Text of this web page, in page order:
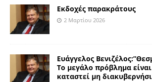
Εκδοχές παρακράτους
2 Μαρτίου 2026
Ευάγγελος
Το μεγάλο πρόβλημα
καταστεί μη